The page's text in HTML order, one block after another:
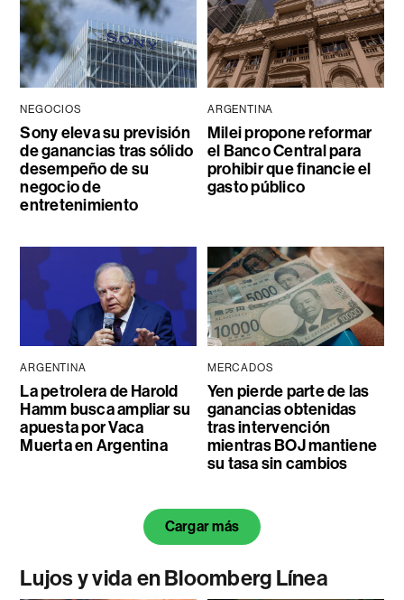
NEGOCIOS
Sony eleva su previsión
de ganancias tras sólido
desempeño de su
negocio de
entretenimiento
ARGENTINA
Milei propone reformar
el Banco Central para
prohibir que financie el
gasto público
ARGENTINA
La petrolera de Harold
Hamm busca ampliar su
apuesta por Vaca
Muerta en Argentina
MERCADOS
Yen pierde parte de las
ganancias obtenidas
tras intervención
mientras BOJ mantiene
su tasa sin cambios
Cargar más
Lujos y vida en Bloomberg Línea